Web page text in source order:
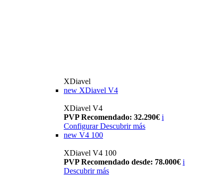
XDiavel
new XDiavel V4
XDiavel V4
PVP Recomendado: 32.290€ i
Configurar Descubrir más
new V4 100
XDiavel V4 100
PVP Recomendado desde: 78.000€ i
Descubrir más